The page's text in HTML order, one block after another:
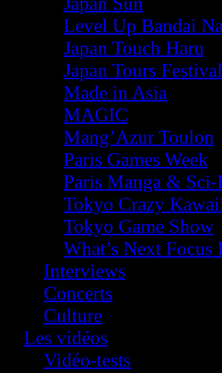
Level Up Bandai
Japan Touch Haru
Japan Tours Festival
Made in Asia
MAGIC
Mang’Azur Toulon
Paris Games Week
Paris Manga &
Tokyo Crazy
Tokyo Game Show
What’s Next
Interviews
Concerts
Culture
Les vidéos
Vidéo-tests